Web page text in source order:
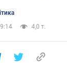
4,0 т.